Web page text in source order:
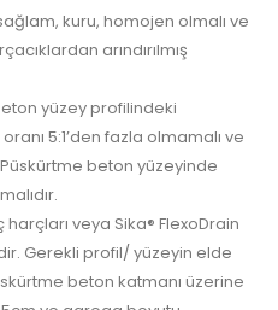
kuru, homojen olmalı ve
arındırılmış
yüzey profilindeki
5:1’den fazla olmamalı ve
beton yüzeyinde
harçları veya Sika® FlexoDrain
Gerekli profil/ yüzeyin elde
beton katmanı üzerine